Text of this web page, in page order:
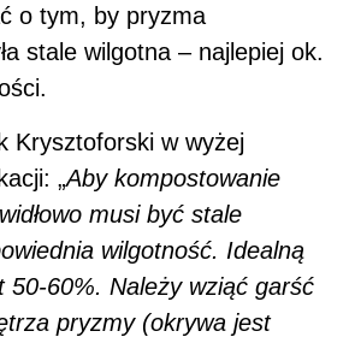
o tym, by pryzma
stale wilgotna – najlepiej ok.
Krysztoforski w wyżej
„Aby kompostowanie
musi być stale
wilgotność. Idealną
50-60%. Należy wziąć garść
pryzmy (okrywa jest